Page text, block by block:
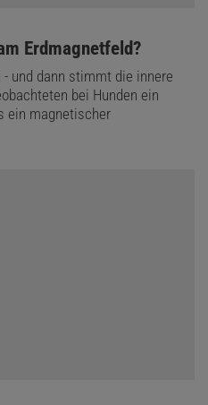
Erdmagnetfeld?
und dann stimmt die innere
bei Hunden ein
ein magnetischer